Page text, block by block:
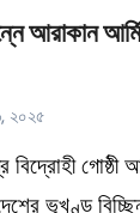
আরাকান
২০২৫
ভূখণ্ড